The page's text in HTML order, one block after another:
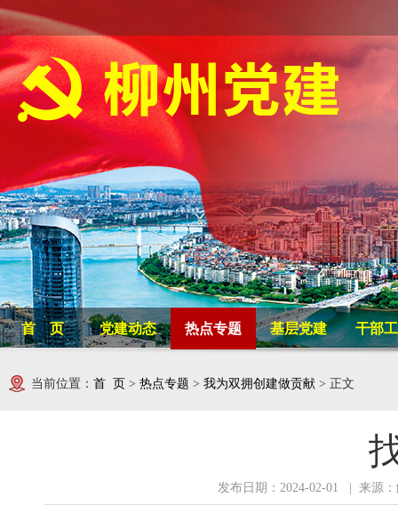
首 页 党建动态 热点专题 基层党建 干部
当前位置： 首 页 > 热点专题 > 我为双拥创建做贡献 > 正文
发布日期：2024-02-01 | 来源